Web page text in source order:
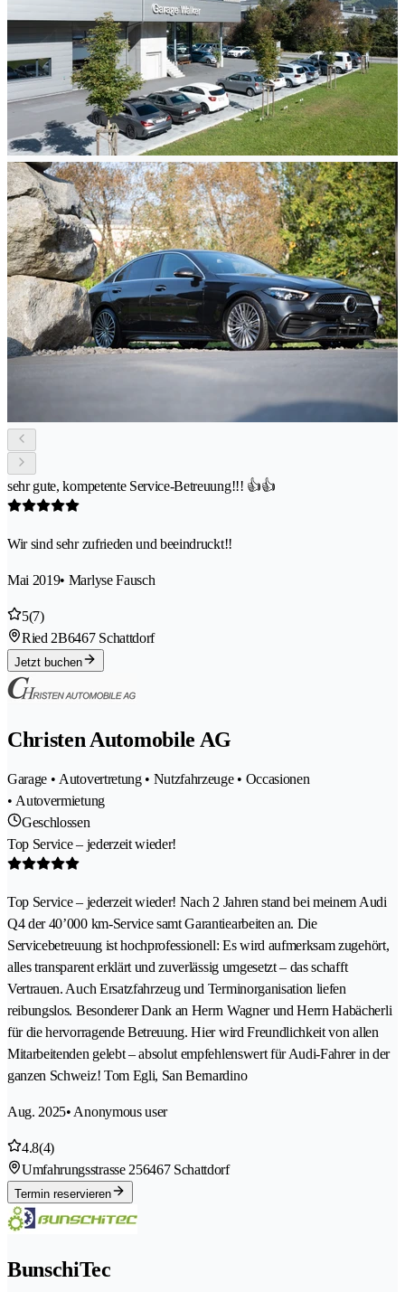
sehr gute, kompetente Service-Betreuung!!! 👍👍
Wir sind sehr zufrieden und beeindruckt!!
Mai 2019• Marlyse Fausch
5(7)
Ried 2B6467 Schattdorf
Jetzt buchen
Christen Automobile AG
Garage • Autovertretung • Nutzfahrzeuge • Occasionen
• Autovermietung
Geschlossen
Top Service – jederzeit wieder!
Top Service – jederzeit wieder! Nach 2 Jahren stand bei meinem Audi
Q4 der 40’000 km-Service samt Garantiearbeiten an. Die
Servicebetreuung ist hochprofessionell: Es wird aufmerksam zugehört,
alles transparent erklärt und zuverlässig umgesetzt – das schafft
Vertrauen. Auch Ersatzfahrzeug und Terminorganisation liefen
reibungslos. Besonderer Dank an Herrn Wagner und Herrn Habächerli
für die hervorragende Betreuung. Hier wird Freundlichkeit von allen
Mitarbeitenden gelebt – absolut empfehlenswert für Audi-Fahrer in der
ganzen Schweiz! Tom Egli, San Bernardino
Aug. 2025• Anonymous user
4.8(4)
Umfahrungsstrasse 256467 Schattdorf
Termin reservieren
BunschiTec